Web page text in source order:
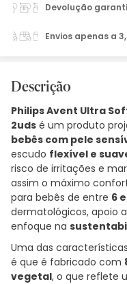
Devolução
Envios apenas a
Descrição
Philips Avent Ultra
2uds é um produto
bebês com pele
escudo flexível e
risco de irritações e
assim o máximo
para bebês de entre 6
dermatológicos, apoio
enfoque na
Uma das
é que é fabricado com
vegetal, o que reflete